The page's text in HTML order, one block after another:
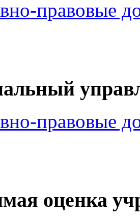
правовые
правовые
оценка